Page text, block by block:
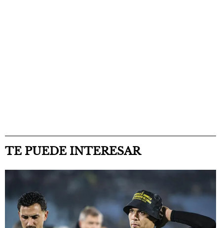
TE PUEDE INTERESAR